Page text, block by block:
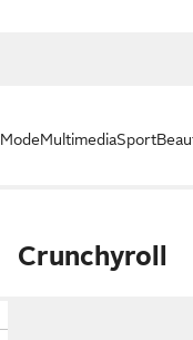
ModeMultimediaSport
Crunchyroll